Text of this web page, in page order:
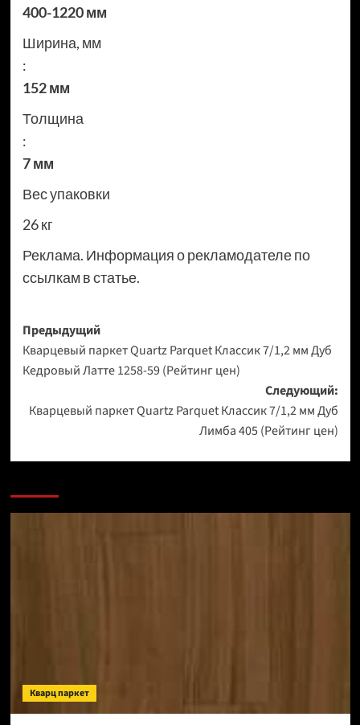
400-1220 мм
Ширина, мм
:
152 мм
Толщина
:
7 мм
Вес упаковки
26 кг
Реклама. Информация о рекламодателе по
ссылкам в статье.
Навигация
записи
Предыдущий
Кварцевый паркет Quartz Parquet Классик 7/1,2 мм Дуб
Кедровый Латте 1258-59 (Рейтинг цен)
Следующий:
Кварцевый паркет Quartz Parquet Классик 7/1,2 мм Дуб
Лимба 405 (Рейтинг цен)
Кварц паркет